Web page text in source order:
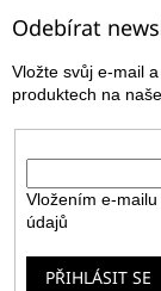
Odebírat
Vložte svůj e-mail
produktech na
Vložením e-
údajů
PŘIHLÁSIT SE